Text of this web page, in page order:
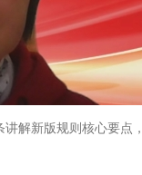
解新版规则核心要点